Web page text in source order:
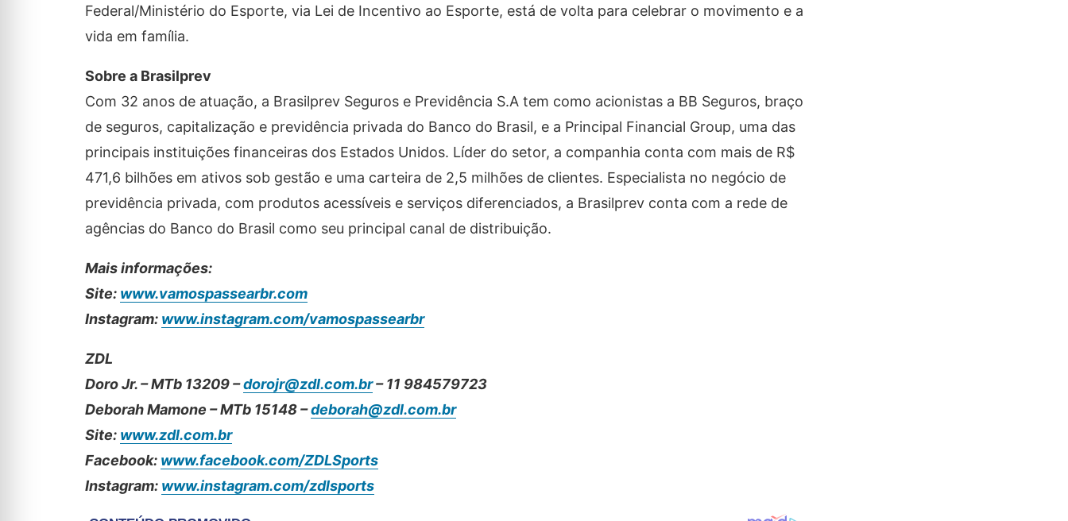
Federal/Ministério do Esporte, via Lei de Incentivo ao Esporte, está de volta para celebrar o movimento e a
vida em família.
Sobre a Brasilprev
Com 32 anos de atuação, a Brasilprev Seguros e Previdência S.A tem como acionistas a BB Seguros, braço
de seguros, capitalização e previdência privada do Banco do Brasil, e a Principal Financial Group, uma das
principais instituições financeiras dos Estados Unidos. Líder do setor, a companhia conta com mais de R$
471,6 bilhões em ativos sob gestão e uma carteira de 2,5 milhões de clientes. Especialista no negócio de
previdência privada, com produtos acessíveis e serviços diferenciados, a Brasilprev conta com a rede de
agências do Banco do Brasil como seu principal canal de distribuição.
Mais informações:
Site: www.vamospassearbr.com
Instagram: www.instagram.com/vamospassearbr
ZDL
Doro Jr. – MTb 13209 –dorojr@zdl.com.br– 11 984579723
Deborah Mamone – MTb 15148 –deborah@zdl.com.br
Site: www.zdl.com.br
Facebook: www.facebook.com/ZDLSports
Instagram: www.instagram.com/zdlsports